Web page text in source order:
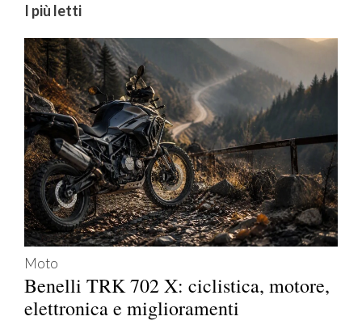
I più letti
Moto
Benelli TRK 702 X: ciclistica, motore,
elettronica e miglioramenti